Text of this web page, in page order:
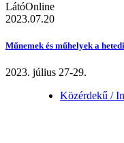
LátóOnline
2023.07.20
Műnemek és műhelyek a
2023. július 27-29.
Közérdekű /